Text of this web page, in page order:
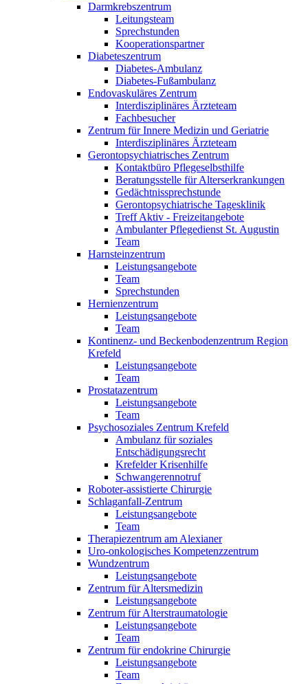
Darmkrebszentrum
Leitungsteam
Sprechstunden
Kooperationspartner
Diabeteszentrum
Diabetes-Ambulanz
Diabetes-Fußambulanz
Endovaskuläres Zentrum
Interdisziplinäres Ärzteteam
Fachbesucher
Zentrum für Innere Medizin und Geriatrie
Interdisziplinäres Ärzteteam
Gerontopsychiatrisches Zentrum
Kontaktbüro Pflegeselbsthilfe
Beratungsstelle für Alterserkrankungen
Gedächtnissprechstunde
Gerontopsychiatrische Tagesklinik
Treff Aktiv - Freizeitangebote
Ambulanter Pflegedienst St. Augustin
Team
Harnsteinzentrum
Leistungsangebote
Team
Sprechstunden
Hernienzentrum
Leistungsangebote
Team
Kontinenz- und Beckenbodenzentrum Region
Krefeld
Leistungsangebote
Team
Prostatazentrum
Leistungsangebote
Team
Psychosoziales Zentrum Krefeld
Ambulanz für soziales
Entschädigungsrecht
Krefelder Krisenhilfe
Schwangerennotruf
Roboter-assistierte Chirurgie
Schlaganfall-Zentrum
Leistungsangebote
Team
Therapiezentrum am Alexianer
Uro-onkologisches Kompetenzzentrum
Wundzentrum
Leistungsangebote
Zentrum für Altersmedizin
Leistungsangebote
Zentrum für Alterstraumatologie
Leistungsangebote
Team
Zentrum für endokrine Chirurgie
Leistungsangebote
Team